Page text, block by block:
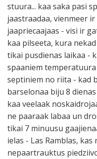
stuura... kaa saka pasi
jaastraadaa, vienmeer
jaapriecaajaas - visi ir
kaa pilseeta, kura
tikai pusdienas laikaa -
spaaniem
septiniem no riita - kad
barselonaa biju 8
kaa veelaak
ne paaraak labaa un
tikai 7 minuusu
ielas - Las Ramblas,
nepaartrauktus